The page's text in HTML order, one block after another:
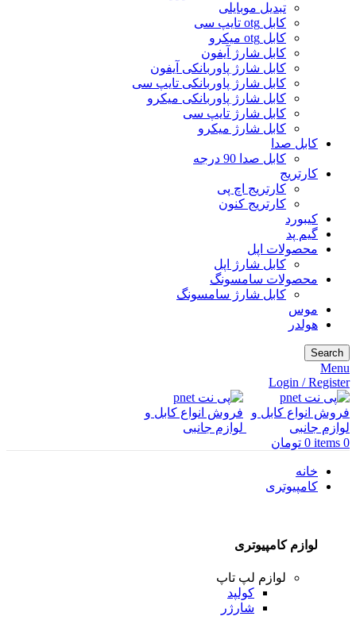
تبدیل موبایلی
کابل otg تایپ سی
کابل otg میکرو
کابل شارژ آیفون
کابل شارژ پاوربانکی آیفون
کابل شارژ پاوربانکی تایپ سی
کابل شارژ پاوربانکی میکرو
کابل شارژ تایپ سی
کابل شارژ میکرو
کابل صدا
کابل صدا 90 درجه
کارتریج
کارتریج اچ پی
کارتریج کنون
کیبورد
گیم پد
محصولات اپل
کابل شارژ اپل
محصولات سامسونگ
کابل شارژ سامسونگ
موس
هولدر
Search
Menu
Login / Register
0
items
0 تومان
خانه
کامپیوتری
لوازم کامپیوتری
لوازم لپ تاپ
کولپد
شارژر